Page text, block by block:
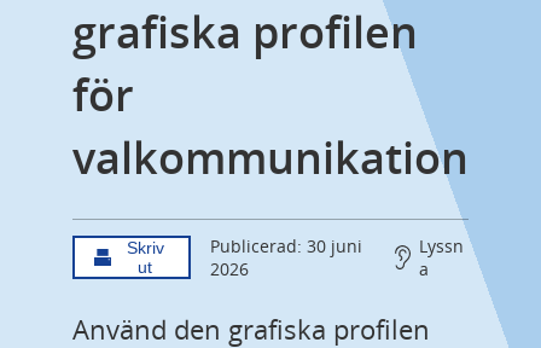
grafiska profilen
för
valkommunikation
Skriv
ut
Publicerad: 30 juni
2026
Lyssn
a
Använd den grafiska profilen